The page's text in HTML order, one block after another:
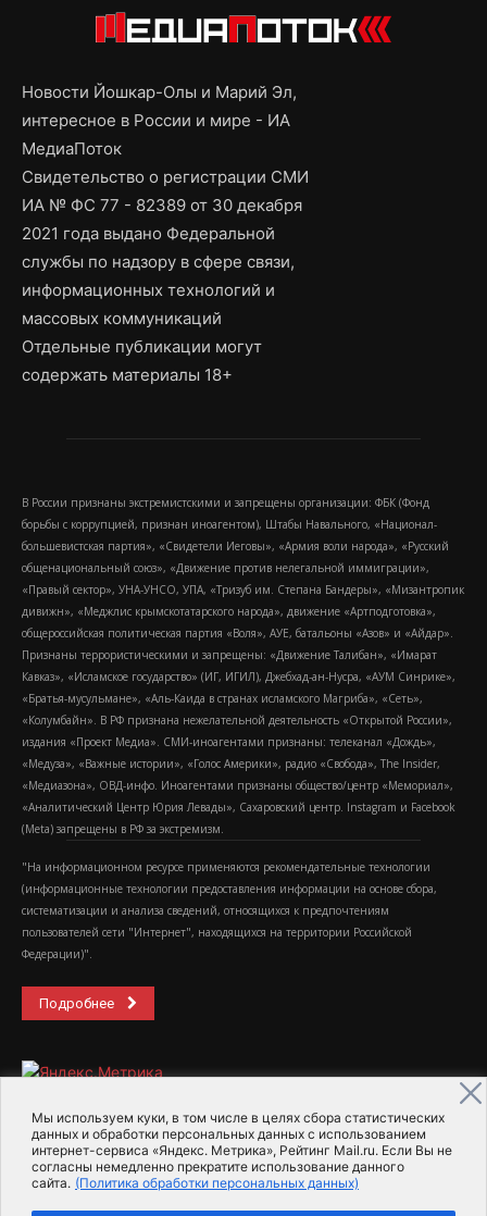
Мы используем куки, в том числе в целях сбора статистических
данных и обработки персональных данных с использованием
интернет-сервиса «Яндекс. Метрика», Рейтинг Mail.ru. Если Вы не
согласны немедленно прекратите использование данного
сайта. (Политика обработки персональных данных)
Новости Йошкар-Олы и Марий Эл,
интересное в России и мире - ИА
МедиаПоток
Свидетельство о регистрации СМИ
ИА № ФС 77 - 82389 от 30 декабря
2021 года выдано Федеральной
службы по надзору в сфере связи,
информационных технологий и
массовых коммуникаций
Отдельные публикации могут
содержать материалы 18+
В России признаны экстремистскими и запрещены организации: ФБК (Фонд
борьбы с коррупцией, признан иноагентом), Штабы Навального, «Национал-
большевистская партия», «Свидетели Иеговы», «Армия воли народа», «Русский
общенациональный союз», «Движение против нелегальной иммиграции»,
«Правый сектор», УНА-УНСО, УПА, «Тризуб им. Степана Бандеры», «Мизантропик
дивижн», «Меджлис крымскотатарского народа», движение «Артподготовка»,
общероссийская политическая партия «Воля», АУЕ, батальоны «Азов» и «Айдар».
Признаны террористическими и запрещены: «Движение Талибан», «Имарат
Кавказ», «Исламское государство» (ИГ, ИГИЛ), Джебхад-ан-Нусра, «АУМ Синрике»,
«Братья-мусульмане», «Аль-Каида в странах исламского Магриба», «Сеть»,
«Колумбайн». В РФ признана нежелательной деятельность «Открытой России»,
издания «Проект Медиа». СМИ-иноагентами признаны: телеканал «Дождь»,
«Медуза», «Важные истории», «Голос Америки», радио «Свобода», The Insider,
«Медиазона», ОВД-инфо. Иноагентами признаны общество/центр «Мемориал»,
«Аналитический Центр Юрия Левады», Сахаровский центр. Instagram и Facebook
(Metа) запрещены в РФ за экстремизм.
"На информационном ресурсе применяются рекомендательные технологии
(информационные технологии предоставления информации на основе сбора,
систематизации и анализа сведений, относящихся к предпочтениям
пользователей сети "Интернет", находящихся на территории Российской
Федерации)".
Подробнее
2015-2026- Информационное агентство МедиаПоток
Для справки Об издании Пользовательское соглашение